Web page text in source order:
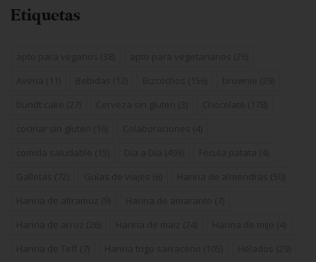
Etiquetas
apto para veganos (38) apto para vegetarianos (26)
Avena (11) Bebidas (12) Bizcochos (156) brownie (29)
bundt cake (27) Cerveza sin gluten (3) Chocolate (178)
cocinar sin gluten (16) Colaboraciones (4)
comida saludable (15) Día a Día (493) Fécula patata (4)
Galletas (72) Guías de viajes (6) Harina de almendras (50)
Harina de altramuz (9) Harina de amaranto (7)
Harina de arroz (26) Harina de maiz (24) Harina de mijo (4)
Harina de Teff (7) Harina trigo sarraceno (105) Helados (29)